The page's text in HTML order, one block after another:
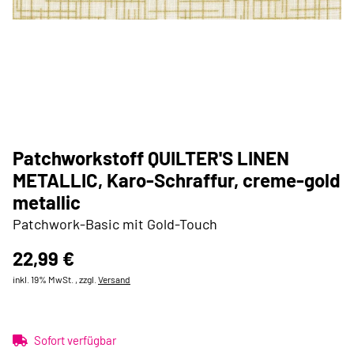
Patchworkstoff QUILTER'S LINEN
METALLIC, Karo-Schraffur, creme-gold
metallic
Patchwork-Basic mit Gold-Touch
22,99 €
inkl. 19% MwSt. , zzgl. Versand
Sofort verfügbar